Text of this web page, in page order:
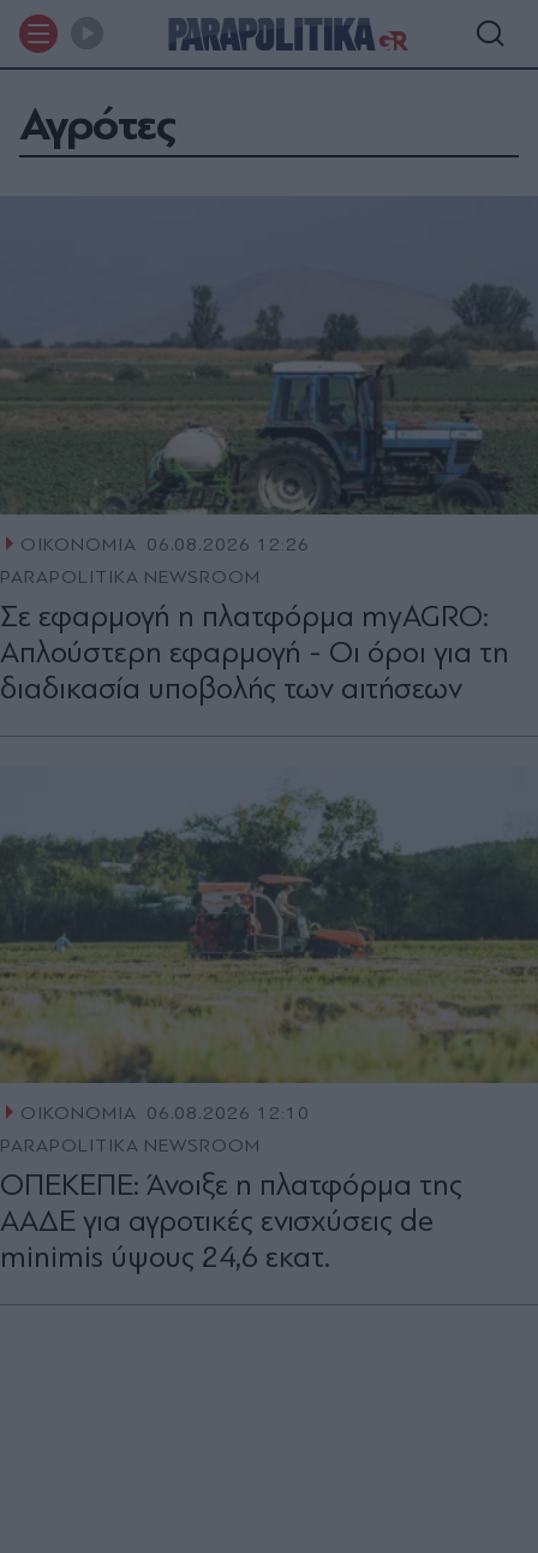
Αγρότες
ΟΙΚΟΝΟΜΙΑ 06.08.2026 12:26
PARAPOLITIKA NEWSROOM
Σε εφαρμογή η πλατφόρμα myAGRO:
Απλούστερη εφαρμογή - Οι όροι για τη
διαδικασία υποβολής των αιτήσεων
ΟΙΚΟΝΟΜΙΑ 06.08.2026 12:10
PARAPOLITIKA NEWSROOM
ΟΠΕΚΕΠΕ: Άνοιξε η πλατφόρμα της
ΑΑΔΕ για αγροτικές ενισχύσεις de
minimis ύψους 24,6 εκατ.